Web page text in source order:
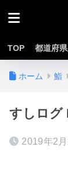
TOP 都道府県
ホーム 鮨
すしログ
2019年2月